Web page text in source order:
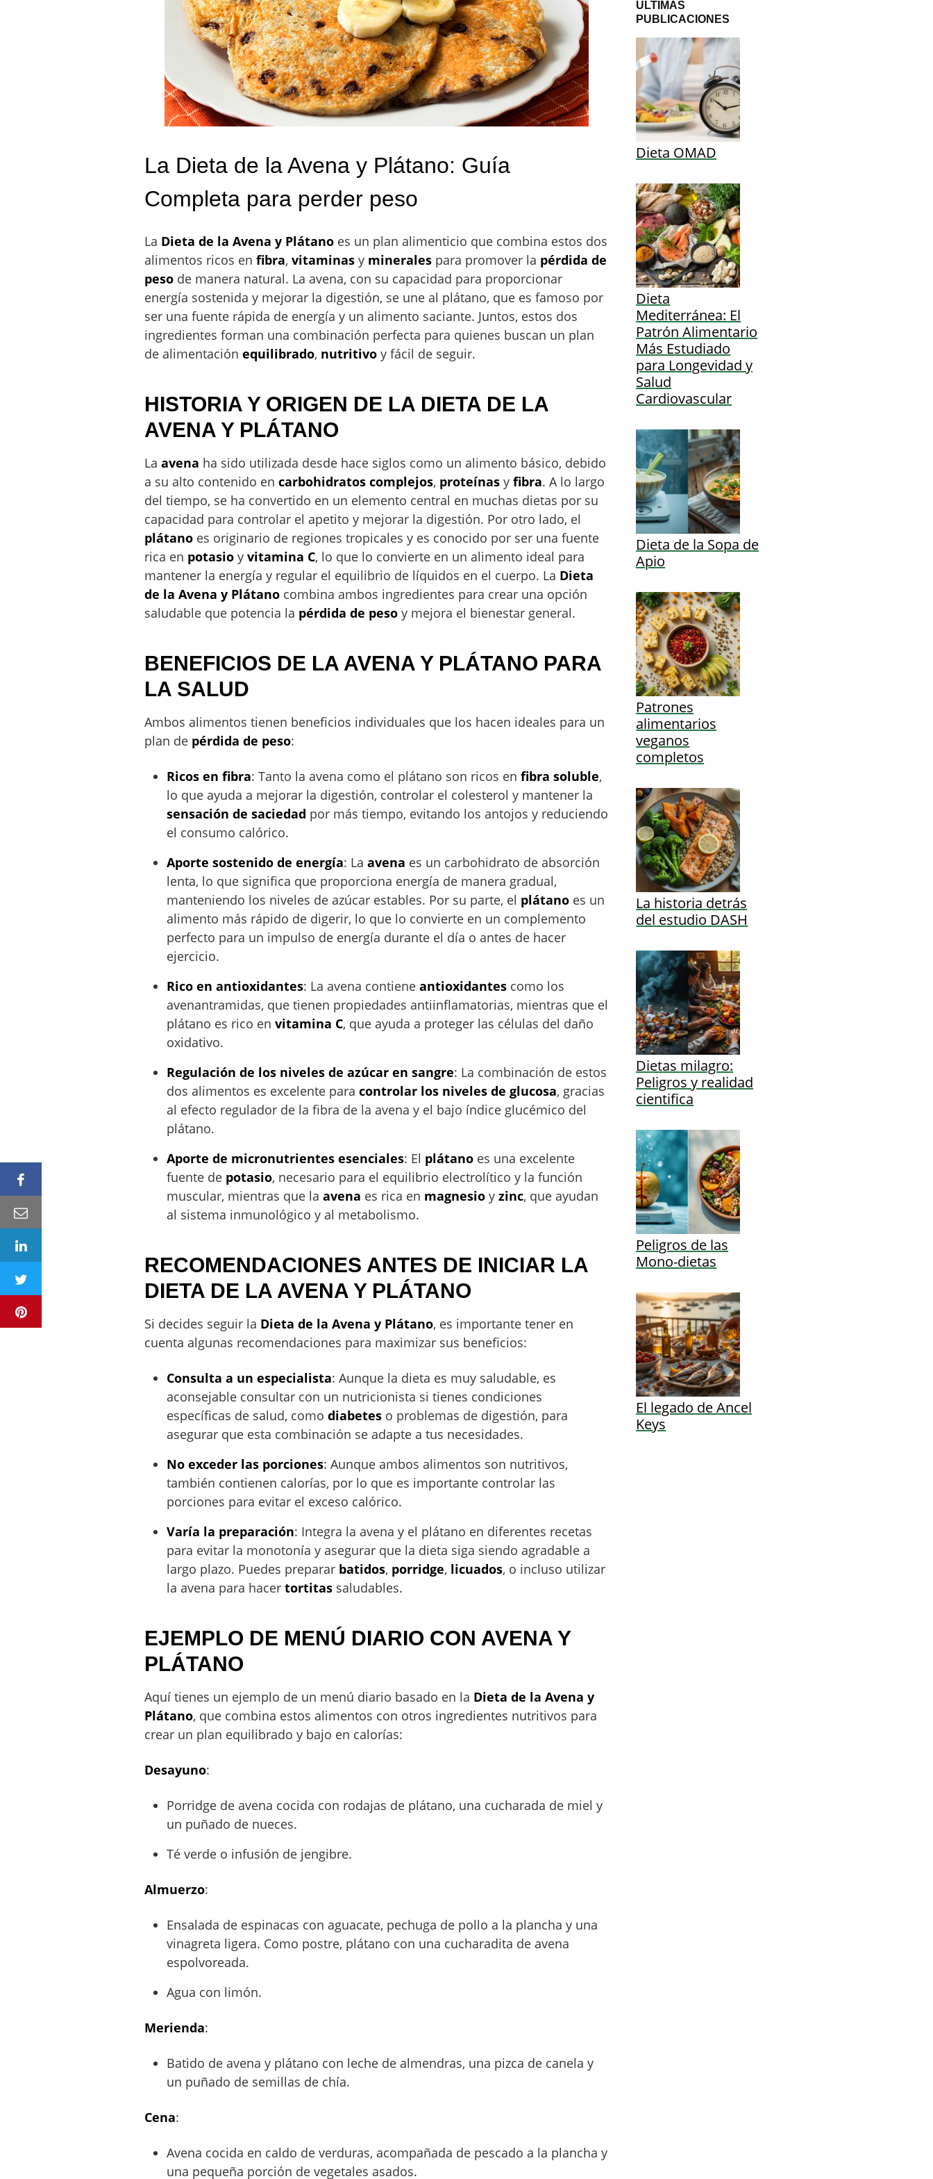
La Dieta de la Avena y Plátano: Guía
Completa para perder peso
La Dieta de la Avena y Plátano es un plan alimenticio que combina estos dos
alimentos ricos en fibra, vitaminas y minerales para promover la pérdida de
peso de manera natural. La avena, con su capacidad para proporcionar
energía sostenida y mejorar la digestión, se une al plátano, que es famoso por
ser una fuente rápida de energía y un alimento saciante. Juntos, estos dos
ingredientes forman una combinación perfecta para quienes buscan un plan
de alimentación equilibrado, nutritivo y fácil de seguir.
HISTORIA Y ORIGEN DE LA DIETA DE LA
AVENA Y PLÁTANO
La avena ha sido utilizada desde hace siglos como un alimento básico, debido
a su alto contenido en carbohidratos complejos, proteínas y fibra. A lo largo
del tiempo, se ha convertido en un elemento central en muchas dietas por su
capacidad para controlar el apetito y mejorar la digestión. Por otro lado, el
plátano es originario de regiones tropicales y es conocido por ser una fuente
rica en potasio y vitamina C, lo que lo convierte en un alimento ideal para
mantener la energía y regular el equilibrio de líquidos en el cuerpo. La Dieta
de la Avena y Plátano combina ambos ingredientes para crear una opción
saludable que potencia la pérdida de peso y mejora el bienestar general.
BENEFICIOS DE LA AVENA Y PLÁTANO PARA
LA SALUD
Ambos alimentos tienen beneficios individuales que los hacen ideales para un
plan de pérdida de peso:
Ricos en fibra: Tanto la avena como el plátano son ricos en fibra soluble,
lo que ayuda a mejorar la digestión, controlar el colesterol y mantener la
sensación de saciedad por más tiempo, evitando los antojos y reduciendo
el consumo calórico.
Aporte sostenido de energía: La avena es un carbohidrato de absorción
lenta, lo que significa que proporciona energía de manera gradual,
manteniendo los niveles de azúcar estables. Por su parte, el plátano es un
alimento más rápido de digerir, lo que lo convierte en un complemento
perfecto para un impulso de energía durante el día o antes de hacer
ejercicio.
Rico en antioxidantes: La avena contiene antioxidantes como los
avenantramidas, que tienen propiedades antiinflamatorias, mientras que el
plátano es rico en vitamina C, que ayuda a proteger las células del daño
oxidativo.
Regulación de los niveles de azúcar en sangre: La combinación de estos
dos alimentos es excelente para controlar los niveles de glucosa, gracias
al efecto regulador de la fibra de la avena y el bajo índice glucémico del
plátano.
Aporte de micronutrientes esenciales: El plátano es una excelente
fuente de potasio, necesario para el equilibrio electrolítico y la función
muscular, mientras que la avena es rica en magnesio y zinc, que ayudan
al sistema inmunológico y al metabolismo.
RECOMENDACIONES ANTES DE INICIAR LA
DIETA DE LA AVENA Y PLÁTANO
Si decides seguir la Dieta de la Avena y Plátano, es importante tener en
cuenta algunas recomendaciones para maximizar sus beneficios:
Consulta a un especialista: Aunque la dieta es muy saludable, es
aconsejable consultar con un nutricionista si tienes condiciones
específicas de salud, como diabetes o problemas de digestión, para
asegurar que esta combinación se adapte a tus necesidades.
No exceder las porciones: Aunque ambos alimentos son nutritivos,
también contienen calorías, por lo que es importante controlar las
porciones para evitar el exceso calórico.
Varía la preparación: Integra la avena y el plátano en diferentes recetas
para evitar la monotonía y asegurar que la dieta siga siendo agradable a
largo plazo. Puedes preparar batidos, porridge, licuados, o incluso utilizar
la avena para hacer tortitas saludables.
EJEMPLO DE MENÚ DIARIO CON AVENA Y
PLÁTANO
Aquí tienes un ejemplo de un menú diario basado en la Dieta de la Avena y
Plátano, que combina estos alimentos con otros ingredientes nutritivos para
crear un plan equilibrado y bajo en calorías:
Desayuno:
Porridge de avena cocida con rodajas de plátano, una cucharada de miel y
un puñado de nueces.
Té verde o infusión de jengibre.
Almuerzo:
Ensalada de espinacas con aguacate, pechuga de pollo a la plancha y una
vinagreta ligera. Como postre, plátano con una cucharadita de avena
espolvoreada.
Agua con limón.
Merienda:
Batido de avena y plátano con leche de almendras, una pizca de canela y
un puñado de semillas de chía.
Cena:
Avena cocida en caldo de verduras, acompañada de pescado a la plancha y
una pequeña porción de vegetales asados.
ÚLTIMAS
PUBLICACIONES
Dieta OMAD
Dieta
Mediterránea: El
Patrón Alimentario
Más Estudiado
para Longevidad y
Salud
Cardiovascular
Dieta de la Sopa de
Apio
Patrones
alimentarios
veganos
completos
La historia detrás
del estudio DASH
Dietas milagro:
Peligros y realidad
cientifica
Peligros de las
Mono-dietas
El legado de Ancel
Keys